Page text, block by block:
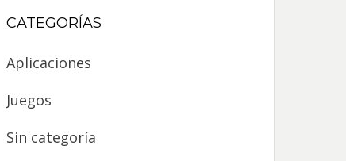
CATEGORÍAS
Aplicaciones
Juegos
Sin categoría